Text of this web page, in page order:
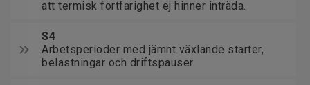
att termisk fortfarighet ej hinner inträda.
S4
Arbetsperioder med jämnt växlande starter,
belastningar och driftspauser